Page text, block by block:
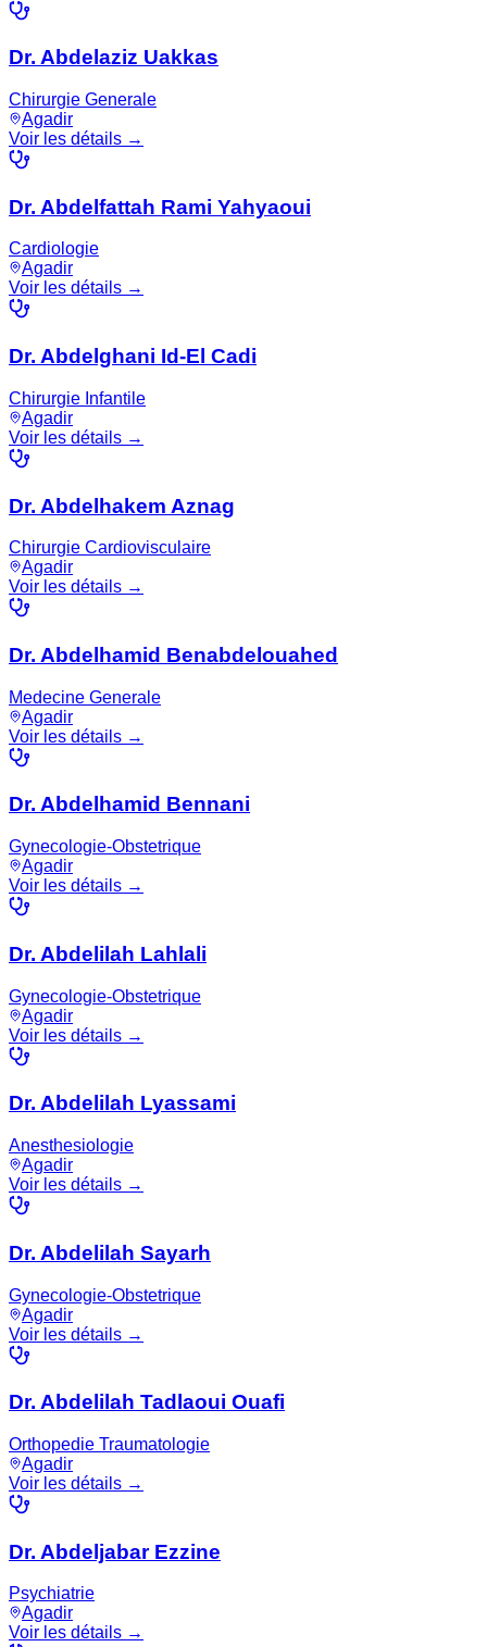
Dr. Abdelaziz Uakkas
Chirurgie Generale
Agadir
Voir les détails →
Dr. Abdelfattah Rami Yahyaoui
Cardiologie
Agadir
Voir les détails →
Dr. Abdelghani Id-El Cadi
Chirurgie Infantile
Agadir
Voir les détails →
Dr. Abdelhakem Aznag
Chirurgie Cardiovisculaire
Agadir
Voir les détails →
Dr. Abdelhamid Benabdelouahed
Medecine Generale
Agadir
Voir les détails →
Dr. Abdelhamid Bennani
Gynecologie-Obstetrique
Agadir
Voir les détails →
Dr. Abdelilah Lahlali
Gynecologie-Obstetrique
Agadir
Voir les détails →
Dr. Abdelilah Lyassami
Anesthesiologie
Agadir
Voir les détails →
Dr. Abdelilah Sayarh
Gynecologie-Obstetrique
Agadir
Voir les détails →
Dr. Abdelilah Tadlaoui Ouafi
Orthopedie Traumatologie
Agadir
Voir les détails →
Dr. Abdeljabar Ezzine
Psychiatrie
Agadir
Voir les détails →